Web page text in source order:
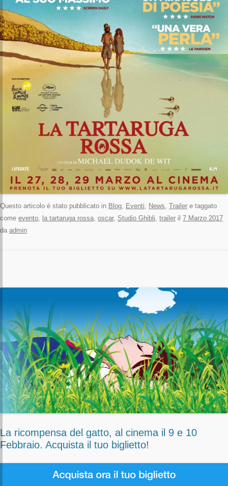
Questo articolo è stato pubblicato in Blog Eventi News Trailer e taggato
come evento la tartaruga rossa oscar, Studio Ghibli trailer il 7 Marzo 2017
da admin
La ricompensa del gatto, al cinema il 9 e 10
Febbraio. Acquista il tuo biglietto!